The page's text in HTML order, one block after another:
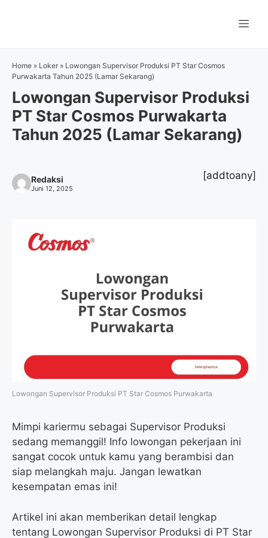
Home » Loker » Lowongan Supervisor Produksi PT Star Cosmos
Purwakarta Tahun 2025 (Lamar Sekarang)
Lowongan Supervisor Produksi
PT Star Cosmos Purwakarta
Tahun 2025 (Lamar Sekarang)
Redaksi
Juni 12, 2025
[addtoany]
Lowongan Supervisor Produksi PT Star Cosmos Purwakarta
Mimpi kariermu sebagai Supervisor Produksi
sedang memanggil! Info lowongan pekerjaan ini
sangat cocok untuk kamu yang berambisi dan
siap melangkah maju. Jangan lewatkan
kesempatan emas ini!
Artikel ini akan memberikan detail lengkap
tentang Lowongan Supervisor Produksi di PT Star